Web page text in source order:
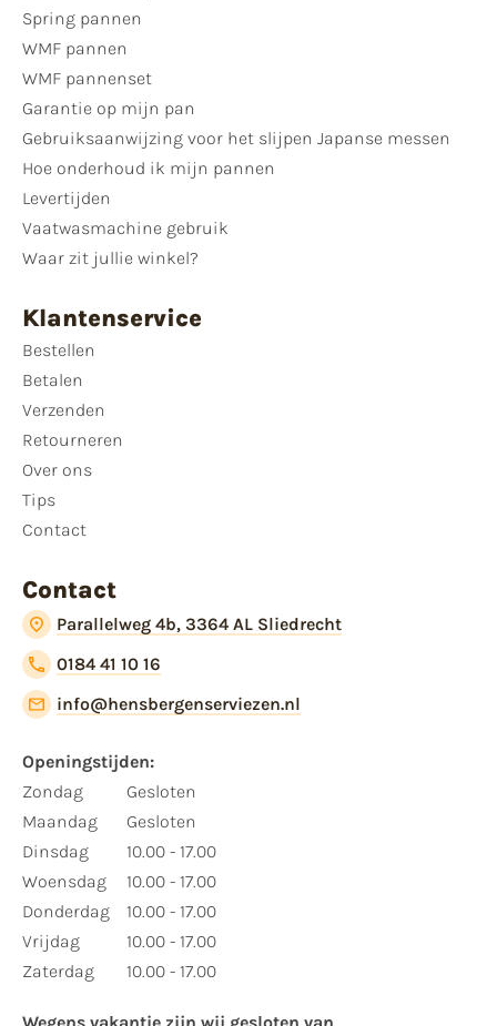
Spring pannen
WMF pannen
WMF pannenset
Garantie op mijn pan
Gebruiksaanwijzing voor het slijpen Japanse messen
Hoe onderhoud ik mijn pannen
Levertijden
Vaatwasmachine gebruik
Waar zit jullie winkel?
Klantenservice
Bestellen
Betalen
Verzenden
Retourneren
Over ons
Tips
Contact
Contact
Parallelweg 4b, 3364 AL Sliedrecht
0184 41 10 16
info@hensbergenserviezen.nl
Openingstijden:​
​Zondag
Maandag
Dinsdag
Woensdag
Donderdag
Vrijdag
Zaterdag
Gesloten
Gesloten
10.00 - 17.00
10.00 - 17.00
10.00 - 17.00
10.00 - 17.00
10.00 - 17.00